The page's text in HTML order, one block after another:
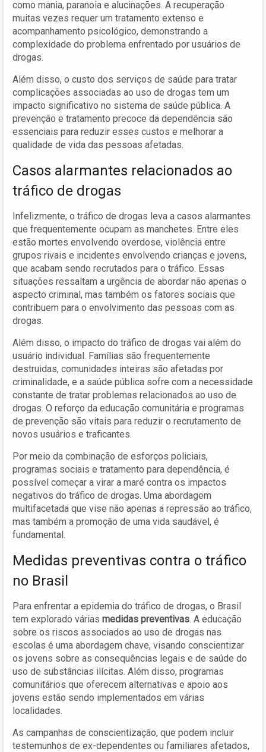
como mania, paranoia e alucinações. A recuperação
muitas vezes requer um tratamento extenso e
acompanhamento psicológico, demonstrando a
complexidade do problema enfrentado por usuários de
drogas.
Além disso, o custo dos serviços de saúde para tratar
complicações associadas ao uso de drogas tem um
impacto significativo no sistema de saúde pública. A
prevenção e tratamento precoce da dependência são
essenciais para reduzir esses custos e melhorar a
qualidade de vida das pessoas afetadas.
Casos alarmantes relacionados ao
tráfico de drogas
Infelizmente, o tráfico de drogas leva a casos alarmantes
que frequentemente ocupam as manchetes. Entre eles
estão mortes envolvendo overdose, violência entre
grupos rivais e incidentes envolvendo crianças e jovens,
que acabam sendo recrutados para o tráfico. Essas
situações ressaltam a urgência de abordar não apenas o
aspecto criminal, mas também os fatores sociais que
contribuem para o envolvimento das pessoas com as
drogas.
Além disso, o impacto do tráfico de drogas vai além do
usuário individual. Famílias são frequentemente
destruidas, comunidades inteiras são afetadas por
criminalidade, e a saúde pública sofre com a necessidade
constante de tratar problemas relacionados ao uso de
drogas. O reforço da educação comunitária e programas
de prevenção são vitais para reduzir o recrutamento de
novos usuários e traficantes.
Por meio da combinação de esforços policiais,
programas sociais e tratamento para dependência, é
possível começar a virar a maré contra os impactos
negativos do tráfico de drogas. Uma abordagem
multifacetada que vise não apenas a repressão ao tráfico,
mas também a promoção de uma vida saudável, é
fundamental.
Medidas preventivas contra o tráfico
no Brasil
Para enfrentar a epidemia do tráfico de drogas, o Brasil
tem explorado várias medidas preventivas. A educação
sobre os riscos associados ao uso de drogas nas
escolas é uma abordagem chave, visando conscientizar
os jovens sobre as consequências legais e de saúde do
uso de substâncias ilícitas. Além disso, programas
comunitários que oferecem alternativas e apoio aos
jovens estão sendo implementados em várias
localidades.
As campanhas de conscientização, que podem incluir
testemunhos de ex-dependentes ou familiares afetados,